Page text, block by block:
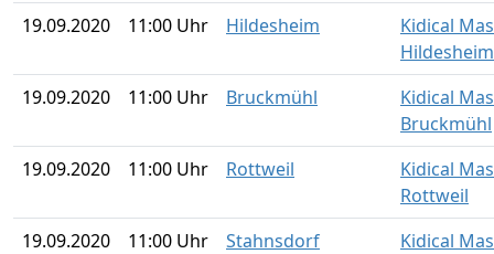
19.09.2020
11:00 Uhr Hildesheim
Kidical
Hildesheim
19.09.2020
11:00 Uhr Bruckmühl
Kidical
Bruckmühl
19.09.2020
11:00 Uhr Rottweil
Kidical
Rottweil
19.09.2020
11:00 Uhr Stahnsdorf
Kidical